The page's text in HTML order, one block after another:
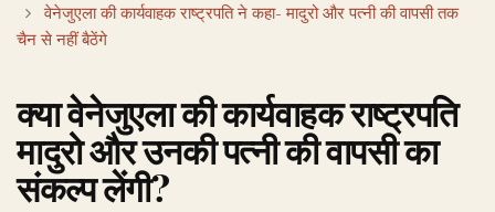
वेनेजुएला की कार्यवाहक राष्ट्रपति ने कहा- मादुरो और पत्नी की वापसी तक
चैन से नहीं बैठेंगे
क्या वेनेजुएला की कार्यवाहक राष्ट्रपति
मादुरो और उनकी पत्नी की वापसी का
संकल्प लेंगी?